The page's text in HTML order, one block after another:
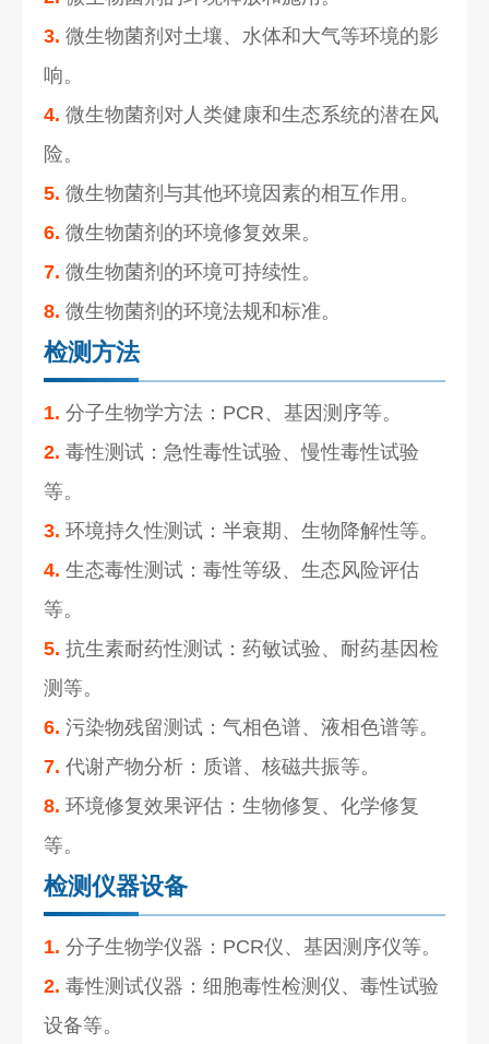
3. 微生物菌剂对土壤、水体和大气等环境的影
响。
4. 微生物菌剂对人类健康和生态系统的潜在风
险。
5. 微生物菌剂与其他环境因素的相互作用。
6. 微生物菌剂的环境修复效果。
7. 微生物菌剂的环境可持续性。
8. 微生物菌剂的环境法规和标准。
检测方法
1. 分子生物学方法：PCR、基因测序等。
2. 毒性测试：急性毒性试验、慢性毒性试验
等。
3. 环境持久性测试：半衰期、生物降解性等。
4. 生态毒性测试：毒性等级、生态风险评估
等。
5. 抗生素耐药性测试：药敏试验、耐药基因检
测等。
6. 污染物残留测试：气相色谱、液相色谱等。
7. 代谢产物分析：质谱、核磁共振等。
8. 环境修复效果评估：生物修复、化学修复
等。
检测仪器设备
1. 分子生物学仪器：PCR仪、基因测序仪等。
2. 毒性测试仪器：细胞毒性检测仪、毒性试验
设备等。